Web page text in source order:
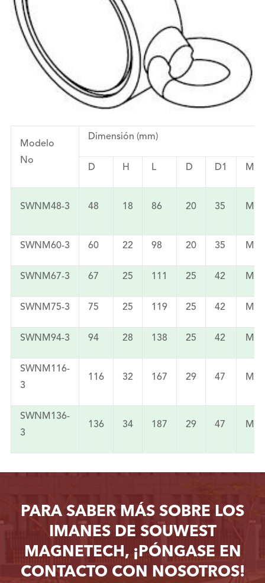
Modelo
No
Dimensión (mm)
D H L D D1 M
SWNM48-3 48 18 86 20 35 M8
SWNM60-3 60 22 98 20 35 M8
SWNM67-3 67 25 111 25 42 M10
SWNM75-3 75 25 119 25 42 M10
SWNM94-3 94 28 138 25 42 M10
SWNM116-
3
116 32 167 29 47 M12
SWNM136-
3
136 34 187 29 47 M12
PARA SABER MÁS SOBRE LOS
IMANES DE SOUWEST
MAGNETECH, ¡PÓNGASE EN
CONTACTO CON NOSOTROS!